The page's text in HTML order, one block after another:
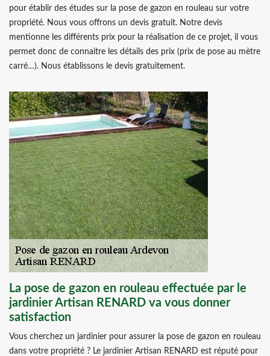
pour établir des études sur la pose de gazon en rouleau sur votre
propriété. Nous vous offrons un devis gratuit. Notre devis
mentionne les différents prix pour la réalisation de ce projet, il vous
permet donc de connaitre les détails des prix (prix de pose au mètre
carré…). Nous établissons le devis gratuitement.
La pose de gazon en rouleau effectuée par le
jardinier Artisan RENARD va vous donner
satisfaction
Vous cherchez un jardinier pour assurer la pose de gazon en rouleau
dans votre propriété ? Le jardinier Artisan RENARD est réputé pour